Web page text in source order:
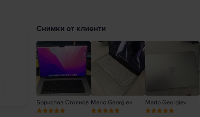
Снимки от клиенти
Борислав Стоянов Mario Georgiev Mario Georgiev